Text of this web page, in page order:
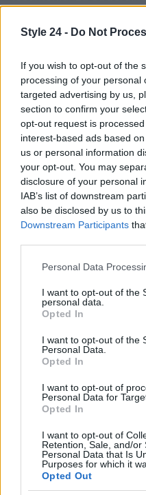
Style 24 - Do Not
If you wish to opt-out of the
processing of your personal
targeted advertising by us,
section to confirm your
opt-out request is
interest-based ads based
us or personal information
your opt-out. You may
disclosure of your personal
IAB’s list of downstream
also be disclosed by us to
Downstream Participants
Please note that this
not limited to your visit or
grant or deny consent to
use your data for below
consent section.
Personal Data
I want to opt-out of the
personal data.
Opted In
I want to opt-out of the
Personal Data.
Opted In
I want to opt-out of
Personal Data for
Opted In
I want to opt-out of
Retention, Sale, and/or
Personal Data that Is
Purposes for which it
Opted Out
esplorare il territorio
AUTORE
Matteo
Matteo
pop-up nei
promuovere
moda che cura
tendenze locali.
bozze di
di via Toledo.